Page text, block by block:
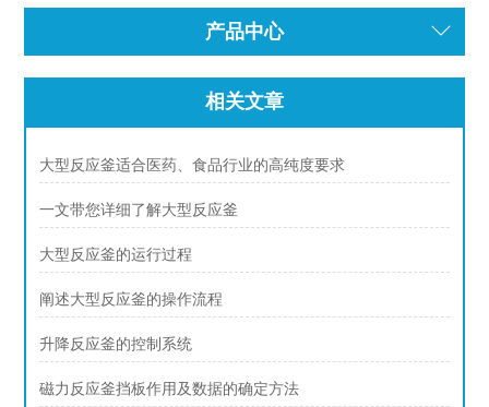
产品中心
相关文章
大型反应釜适合医药、食品行业的高纯度要求
一文带您详细了解大型反应釜
大型反应釜的运行过程
阐述大型反应釜的操作流程
升降反应釜的控制系统
磁力反应釜挡板作用及数据的确定方法